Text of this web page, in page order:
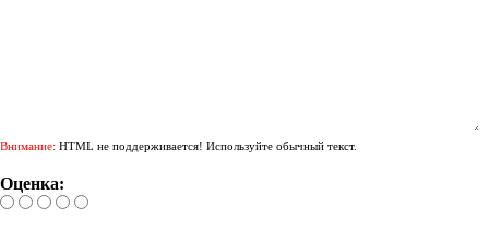
Внимание: HTML не поддерживается! Используйте обычный текст.
Оценка: